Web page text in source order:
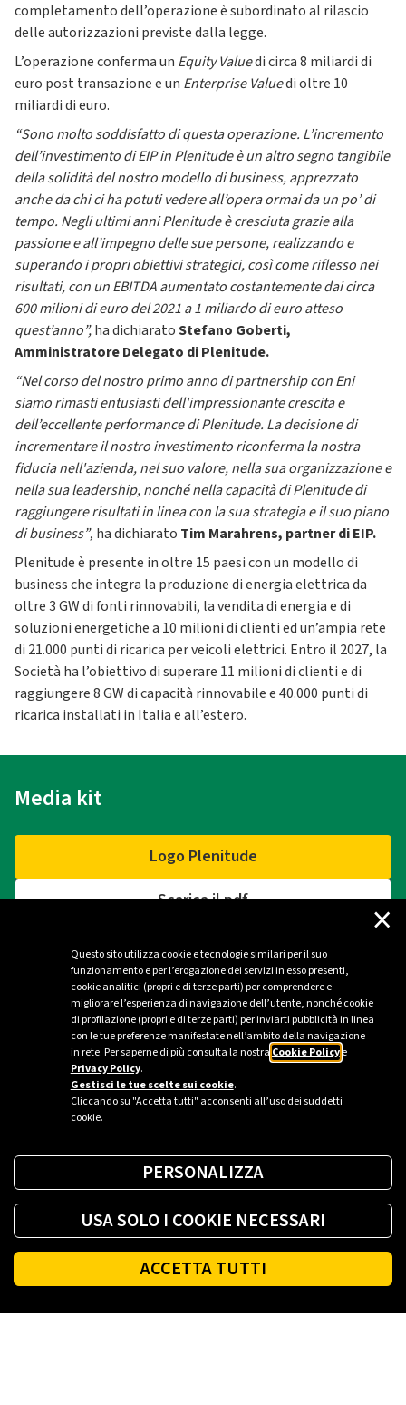
Questo sito utilizza cookie e tecnologie similari per il suo
funzionamento e per l’erogazione dei servizi in esso presenti,
cookie analitici (propri e di terze parti) per comprendere e
migliorare l’esperienza di navigazione dell’utente, nonché cookie
di profilazione (propri e di terze parti) per inviarti pubblicità in linea
con le tue preferenze manifestate nell’ambito della navigazione
in rete. Per saperne di più consulta la nostra Cookie Policye
Privacy Policy.
Gestisci le tue scelte sui cookie.
Cliccando su "Accetta tutti" acconsenti all’uso dei suddetti
cookie.
×
PERSONALIZZA
USA SOLO I COOKIE NECESSARI
ACCETTA TUTTI
completamento dell’operazione è subordinato al rilascio
delle autorizzazioni previste dalla legge.
L’operazione conferma un Equity Valuedi circa 8 miliardi di
euro post transazione e un Enterprise Valuedi oltre 10
miliardi di euro.
“Sono molto soddisfatto di questa operazione. L’incremento
dell’investimento di EIP in Plenitude è un altro segno tangibile
della solidità del nostro modello di business, apprezzato
anche da chi ci ha potuti vedere all’opera ormai da un po’ di
tempo. Negli ultimi anni Plenitude è cresciuta grazie alla
passione e all’impegno delle sue persone, realizzando e
superando i propri obiettivi strategici, così come riflesso nei
risultati, con un EBITDA aumentato costantemente dai circa
600 milioni di euro del 2021 a 1 miliardo di euro atteso
quest’anno”,ha dichiaratoStefano Goberti,
Amministratore Delegato di Plenitude.
“Nel corso del nostro primo anno di partnership con Eni
siamo rimasti entusiasti dell'impressionante crescita e
dell’eccellente performance di Plenitude. La decisione di
incrementare il nostro investimento riconferma la nostra
fiducia nell'azienda, nel suo valore, nella sua organizzazione e
nella sua leadership, nonché nella capacità di Plenitude di
raggiungere risultati in linea con la sua strategia e il suo piano
di business”, ha dichiarato Tim Marahrens, partner di EIP.
Plenitude è presente in oltre 15 paesi con un modello di
business che integra la produzione di energia elettrica da
oltre 3 GW di fonti rinnovabili, la vendita di energia e di
soluzioni energetiche a 10 milioni di clienti ed un’ampia rete
di 21.000 punti di ricarica per veicoli elettrici. Entro il 2027, la
Società ha l’obiettivo di superare 11 milioni di clienti e di
raggiungere 8 GW di capacità rinnovabile e 40.000 punti di
ricarica installati in Italia e all’estero.
Media kit
Logo Plenitude
Scarica il pdf
Contatti
Ufficio stampa Plenitude - Milano
ufficio.stampa@eniplenitude.com